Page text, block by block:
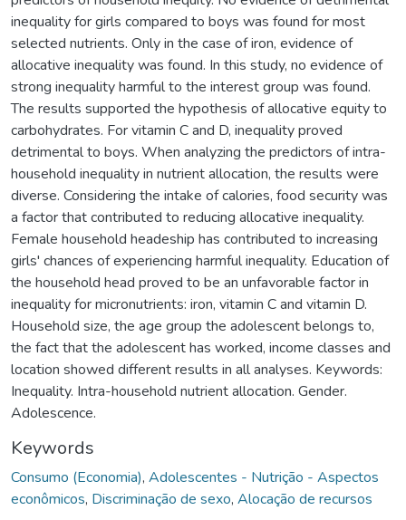
inequality for girls compared to boys was found for most
selected nutrients. Only in the case of iron, evidence of
allocative inequality was found. In this study, no evidence of
strong inequality harmful to the interest group was found.
The results supported the hypothesis of allocative equity to
carbohydrates. For vitamin C and D, inequality proved
detrimental to boys. When analyzing the predictors of intra-
household inequality in nutrient allocation, the results were
diverse. Considering the intake of calories, food security was
a factor that contributed to reducing allocative inequality.
Female household headeship has contributed to increasing
girls' chances of experiencing harmful inequality. Education of
the household head proved to be an unfavorable factor in
inequality for micronutrients: iron, vitamin C and vitamin D.
Household size, the age group the adolescent belongs to,
the fact that the adolescent has worked, income classes and
location showed different results in all analyses. Keywords:
Inequality. Intra-household nutrient allocation. Gender.
Adolescence.
Keywords
Consumo (Economia), Adolescentes - Nutrição - Aspectos
econômicos, Discriminação de sexo, Alocação de recursos